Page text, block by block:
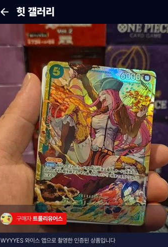
힛 갤러리
구매자 트룰리유어스
WYYYES 와이스 앱으로 촬영한 인증된 상품입니다